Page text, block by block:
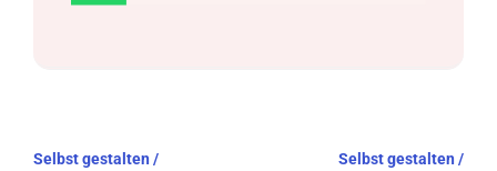
Beitragsnavigation
Selbst gestalten / Selbst gestalten /